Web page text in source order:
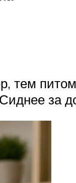
тем
за